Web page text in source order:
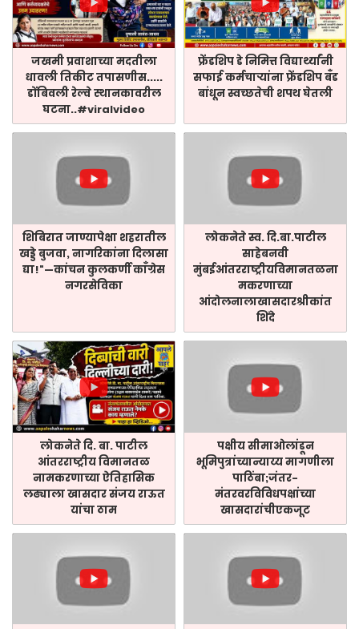
जखमी प्रवाशाच्या मदतीला
धावली तिकीट तपासणीस.....
डोंबिवली रेल्वे स्थानकावरील
घटना..#viralvideo
फ्रेंडशिप डे निमित्त विद्यार्थ्यांनी
सफाई कर्मचाऱ्यांना फ्रेंडशिप बँड
बांधून स्वच्छतेची शपथ घेतली
शिबिरात जाण्यापेक्षा शहरातील
खड्डे बुजवा, नागरिकांना दिलासा
द्या!"—कांचन कुलकर्णी काँग्रेस
नगरसेविका
लोकनेते स्व. दि.बा.पाटील
साहेबनवी
मुंबईआंतरराष्ट्रीयविमानतळना
मकरणाच्या
आंदोलनालाखासदारश्रीकांत
शिंदे
लोकनेते दि. बा. पाटील
आंतरराष्ट्रीय विमानतळ
नामकरणाच्या ऐतिहासिक
लढ्याला खासदार संजय राऊत
यांचा ठाम
पक्षीय सीमाओलांडून
भूमिपुत्रांच्यान्याय्य मागणीला
पाठिंबा;जंतर-
मंतरवरविविधपक्षांच्या
खासदारांचीएकजूट